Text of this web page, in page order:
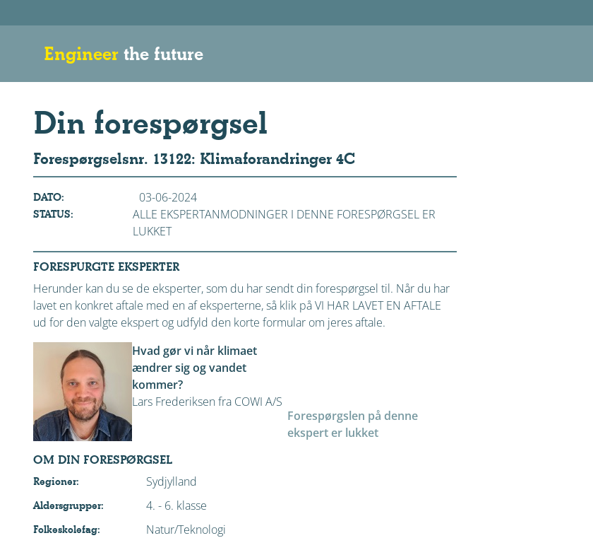
Engineer the future
Din forespørgsel
Forespørgselsnr. 13122: Klimaforandringer 4C
DATO: 03-06-2024
STATUS:
ALLE EKSPERTANMODNINGER I DENNE FORESPØRGSEL ER
LUKKET
FORESPURGTE EKSPERTER
Herunder kan du se de eksperter, som du har sendt din forespørgsel til. Når du har
lavet en konkret aftale med en af eksperterne, så klik på VI HAR LAVET EN AFTALE
ud for den valgte ekspert og udfyld den korte formular om jeres aftale.
Hvad gør vi når klimaet
ændrer sig og vandet
kommer?
Lars Frederiksen fra COWI A/S
Forespørgslen på denne
ekspert er lukket
OM DIN FORESPØRGSEL
Regioner: Sydjylland
Aldersgrupper: 4. - 6. klasse
Folkeskolefag: Natur/Teknologi